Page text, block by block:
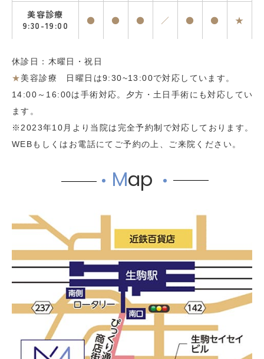
美容診療
9:30-19:00
● ● ● ／ ● ● ★
休診日：木曜日・祝日
★美容診療 日曜日は9:30~13:00で対応しています。
14:00～16:00は手術対応。夕方・土日手術にも対応してい
ます。
※2023年10月より当院は完全予約制で対応しております。
WEBもしくはお電話にてご予約の上、ご来院ください。
Map